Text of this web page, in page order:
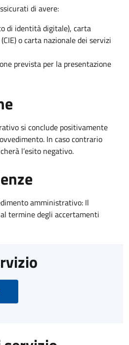
di avere:
di identità digitale), carta
o carta nazionale dei servizi
prevista per la presentazione
si conclude positivamente
In caso contrario
l’esito negativo.
amministrativo: Il
termine degli accertamenti